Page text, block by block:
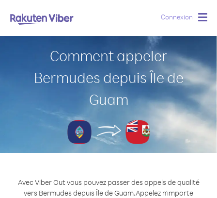
Connexion
Comment appeler
Bermudes depuis Île de
Guam
Avec Viber Out vous pouvez passer des appels de qualité
vers Bermudes depuis Île de Guam.Appelez n'importe